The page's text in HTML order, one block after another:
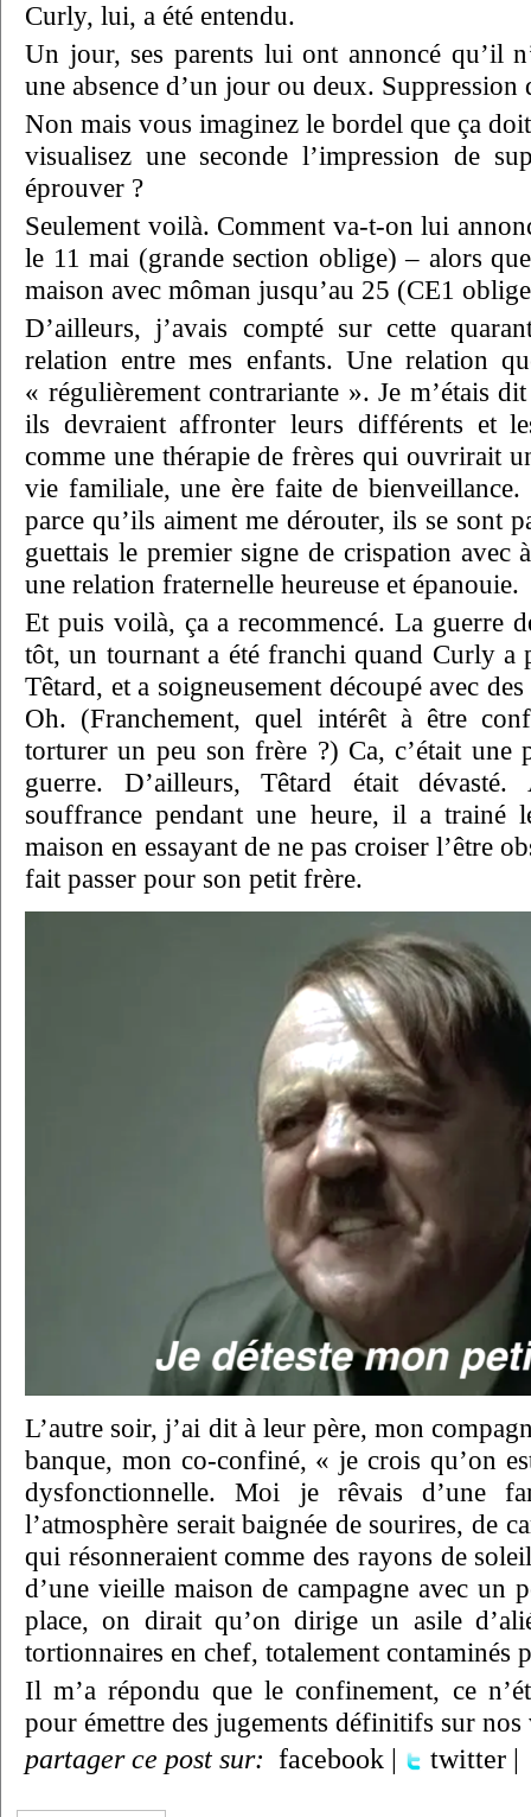
Curly, lui, a été entendu.
Un jour, ses parents lui ont annoncé qu’il
une absence d’un jour ou deux. Suppression
Non mais vous imaginez le bordel que ça
visualisez une seconde l’impression de
éprouver ?
Seulement voilà. Comment va-t-on lui
le 11 mai (grande section oblige) – alors
maison avec môman jusqu’au 25 (CE1
D’ailleurs, j’avais compté sur cette
relation entre mes enfants. Une relation
« régulièrement contrariante ». Je m’étais
ils devraient affronter leurs différents et
comme une thérapie de frères qui ouvrirait
vie familiale, une ère faite de bienveillance.
parce qu’ils aiment me dérouter, ils se sont
guettais le premier signe de crispation avec
une relation fraternelle heureuse et épanouie.
Et puis voilà, ça a recommencé. La guerre
tôt, un tournant a été franchi quand Curly a
Têtard, et a soigneusement découpé avec
Oh. (Franchement, quel intérêt à être
torturer un peu son frère ?) Ca, c’était une
guerre. D’ailleurs, Têtard était
souffrance pendant une heure, il a trainé
maison en essayant de ne pas croiser l’être
fait passer pour son petit frère.
L’autre soir, j’ai dit à leur père, mon
banque, mon co-confiné, « je crois qu’on
dysfonctionnelle. Moi je rêvais d’une
l’atmosphère serait baignée de sourires, de
qui résonneraient comme des rayons de
d’une vieille maison de campagne avec un
place, on dirait qu’on dirige un asile
tortionnaires en chef, totalement contaminés
Il m’a répondu que le confinement, ce
pour émettre des jugements définitifs sur nos
partager ce post sur: facebook | twitter |